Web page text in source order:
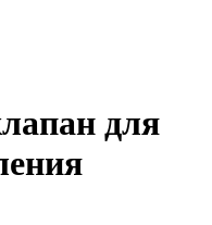
для